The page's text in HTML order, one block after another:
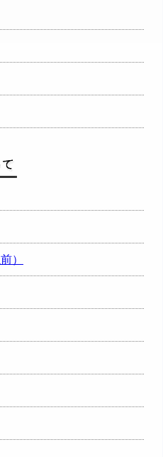
）